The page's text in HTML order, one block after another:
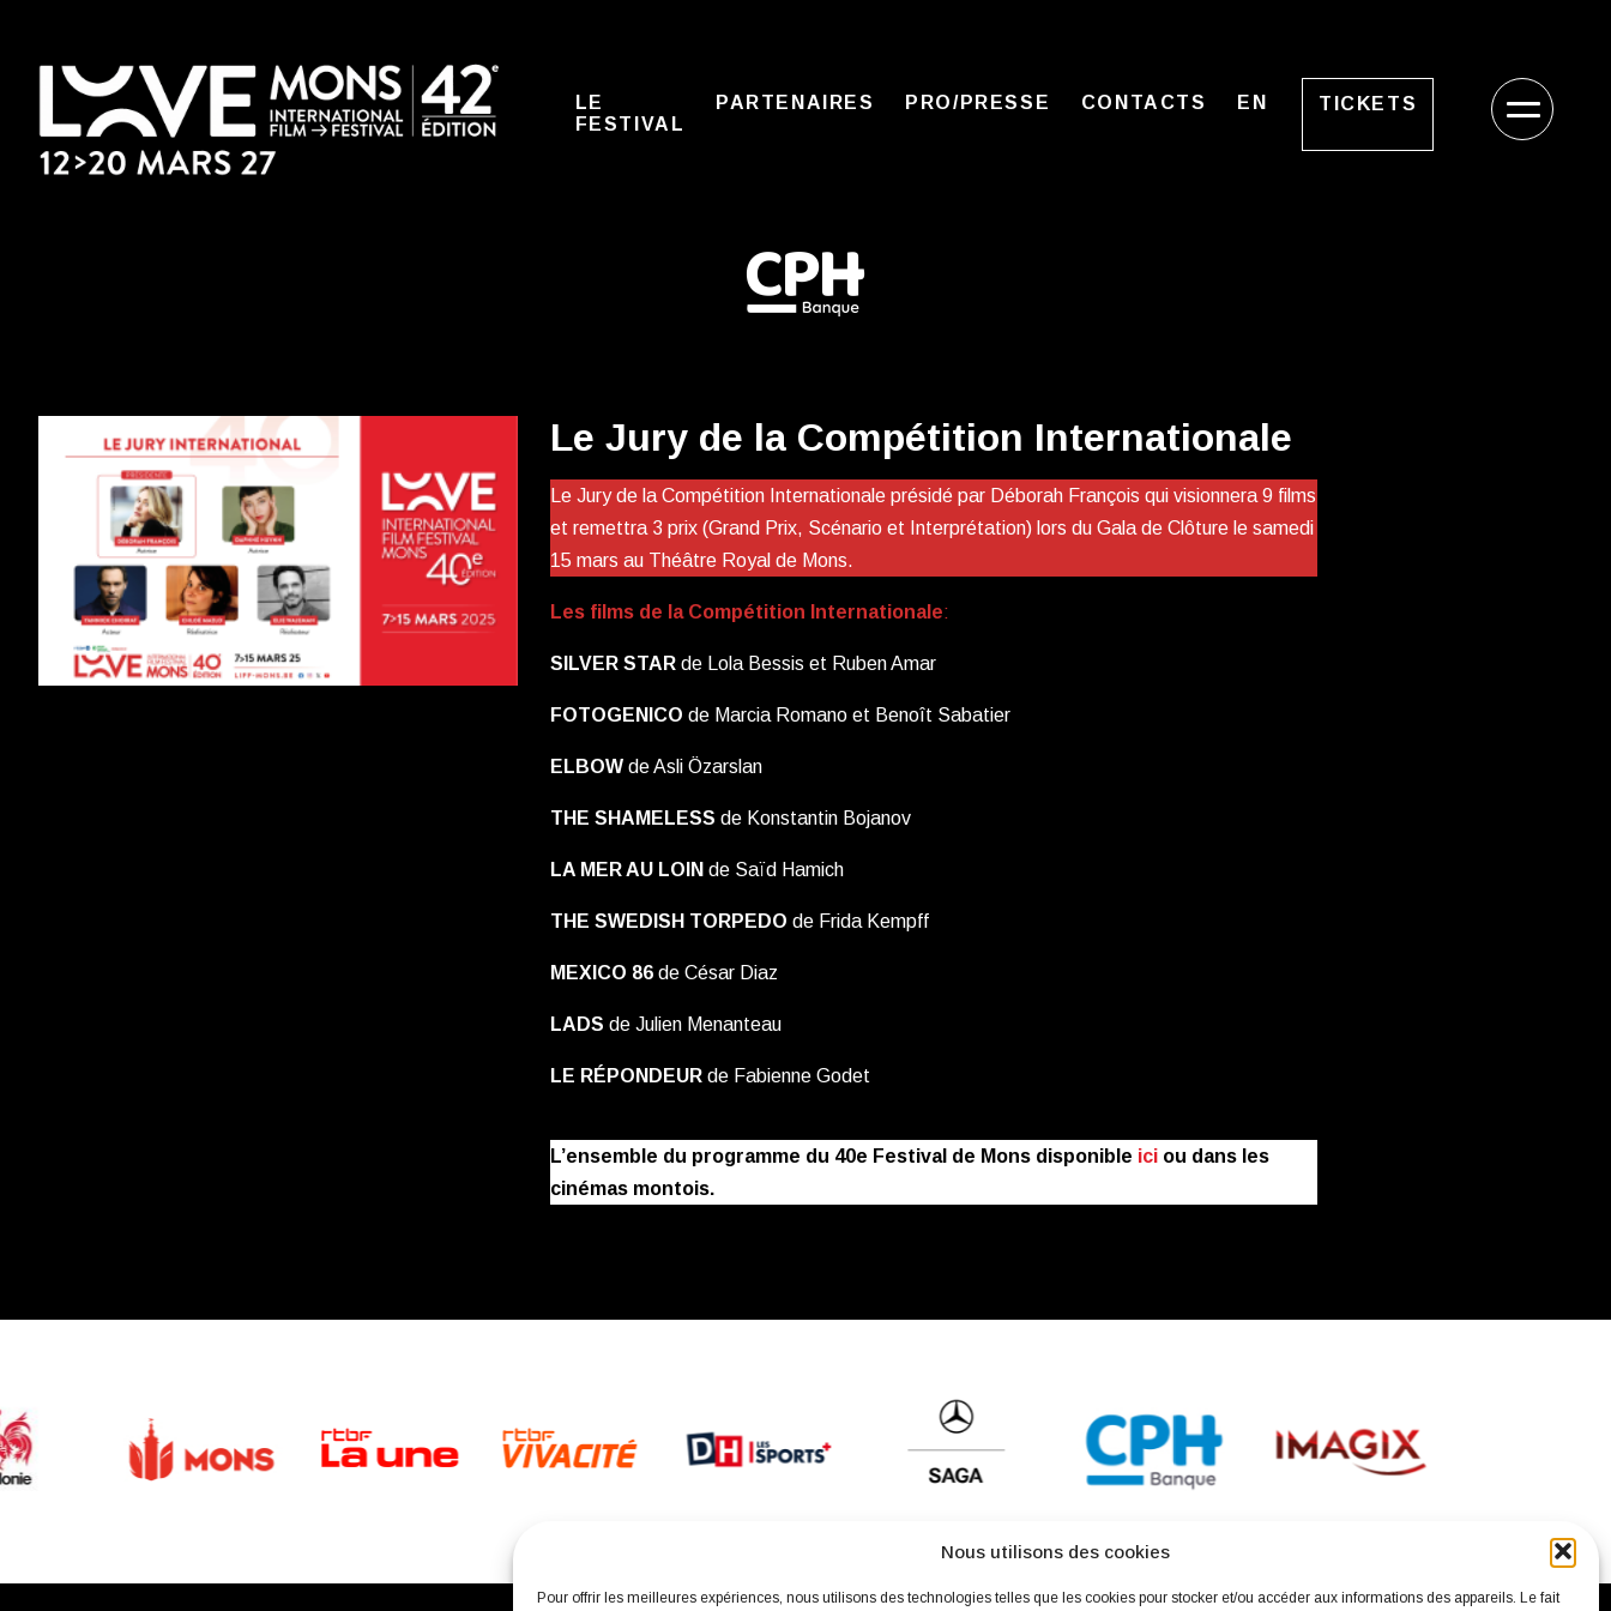
Nous utilisons des cookies
Pour offrir les meilleures expériences, nous utilisons des technologies telles que les cookies pour stocker et/ou accéder aux informations des appareils. Le fait
LE
FESTIVAL
PARTENAIRES PRO/PRESSE CONTACTS EN TICKETS
Le Jury de la Compétition Internationale
Le Jury de la Compétition Internationale présidé par Déborah François qui visionnera 9 films
et remettra 3 prix (Grand Prix, Scénario et Interprétation) lors du Gala de Clôture le samedi
15 mars au Théâtre Royal de Mons.
Les films de la Compétition Internationale:
SILVER STARde Lola Bessis et Ruben Amar
FOTOGENICO de Marcia Romano et Benoît Sabatier
ELBOWde Asli Özarslan
THE SHAMELESS de Konstantin Bojanov
LA MER AU LOIN de Saïd Hamich
THE SWEDISH TORPEDO de Frida Kempff
MEXICO 86 de César Diaz
LADS de Julien Menanteau
LE RÉPONDEURde Fabienne Godet
L’ensemble du programme du 40e Festival de Mons disponible iciou dans les
cinémas montois.